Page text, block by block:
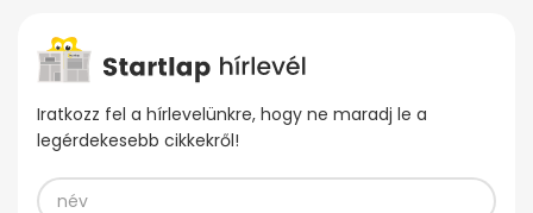
Iratkozz fel a hírlevelünkre, hogy ne maradj le a
legérdekesebb cikkekről!